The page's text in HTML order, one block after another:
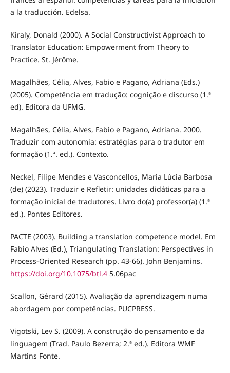
a la traducción. Edelsa.
Kiraly, Donald (2000). A Social Constructivist Approach to
Translator Education: Empowerment from Theory to
Practice. St. Jérôme.
Magalhães, Célia, Alves, Fabio e Pagano, Adriana (Eds.)
(2005). Competência em tradução: cognição e discurso (1.ª
ed). Editora da UFMG.
Magalhães, Célia, Alves, Fabio e Pagano, Adriana. 2000.
Traduzir com autonomia: estratégias para o tradutor em
formação (1.ª. ed.). Contexto.
Neckel, Filipe Mendes e Vasconcellos, Maria Lúcia Barbosa
(de) (2023). Traduzir e Refletir: unidades didáticas para a
formação inicial de tradutores. Livro do(a) professor(a) (1.ª
ed.). Pontes Editores.
PACTE (2003). Building a translation competence model. Em
Fabio Alves (Ed.), Triangulating Translation: Perspectives in
Process-Oriented Research (pp. 43-66). John Benjamins.
https://doi.org/10.1075/btl.45.06pac
Scallon, Gérard (2015). Avaliação da aprendizagem numa
abordagem por competências. PUCPRESS.
Vigotski, Lev S. (2009). A construção do pensamento e da
linguagem (Trad. Paulo Bezerra; 2.ª ed.). Editora WMF
Martins Fonte.